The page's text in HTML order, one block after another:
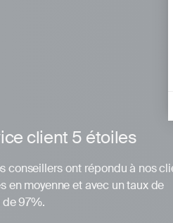
client 5 étoiles
conseillers ont répondu à nos
en moyenne et avec un taux de
97%.